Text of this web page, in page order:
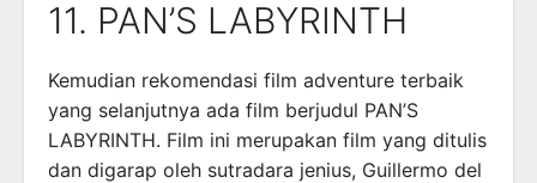
11. PAN’S LABYRINTH
Kemudian rekomendasi film adventure terbaik
yang selanjutnya ada film berjudul PAN’S
LABYRINTH. Film ini merupakan film yang ditulis
dan digarap oleh sutradara jenius, Guillermo del